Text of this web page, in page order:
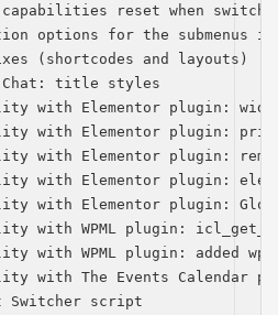
capabilities reset when
options for the submenus
(shortcodes and layouts)
Chat: title styles
with Elementor plugin:
with Elementor plugin:
with Elementor plugin:
with Elementor plugin:
with Elementor plugin:
with WPML plugin:
with WPML plugin: added
with The Events Calendar
Switcher script